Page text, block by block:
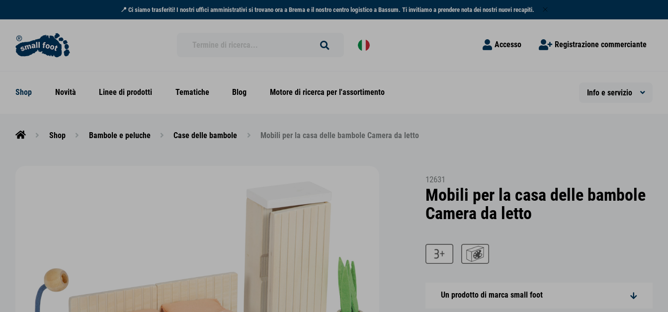
📍 Ci siamo trasferiti! I nostri uffici amministrativi si trovano ora a Brema e il nostro centro logistico a Bassum. Ti invitiamo a prendere nota dei nostri nuovi recapiti.
Accesso Registrazione commerciante
Shop Novità Linee di prodotti Tematiche Blog Motore di ricerca per l'assortimento Info e servizio
Shop Bambole e peluche Case delle bambole Mobili per la casa delle bambole Camera da letto
12631
Mobili per la casa delle bambole
Camera da letto
Un prodotto di marca small foot